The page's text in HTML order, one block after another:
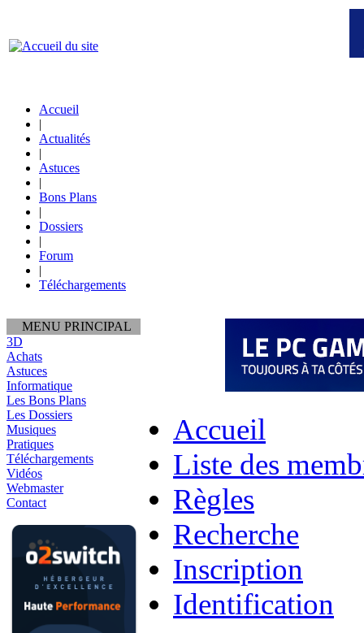
Accueil
|
Actualités
|
Astuces
|
Bons Plans
|
Dossiers
|
Forum
|
Téléchargements
MENU PRINCIPAL
3D
Achats
Astuces
Informatique
Les Bons Plans
Les Dossiers
Musiques
Pratiques
Téléchargements
Vidéos
Webmaster
Contact
Accueil
Liste des
Règles
Recherche
Inscription
Identification